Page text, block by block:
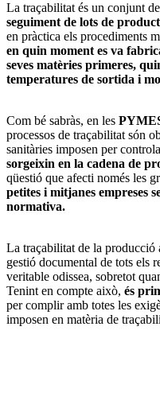
La traçabilitat és un conjunt
seguiment de lots de
en pràctica els procediments
en quin moment es va
seves matèries primeres,
temperatures de sortida i
Com bé sabràs, en les
processos de traçabilitat són
sanitàries imposen per
sorgeixin en la cadena de
qüestió que afecti només les
petites i mitjanes empreses
normativa.
La traçabilitat de la producció
gestió documental de tots els
veritable odissea, sobretot
Tenint en compte això, és
per complir amb totes les
imposen en matèria de